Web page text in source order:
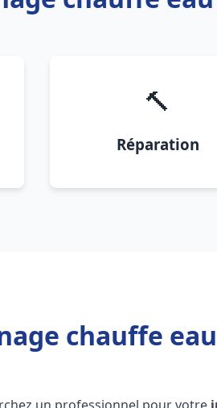
🔨
Réparation
chauffe